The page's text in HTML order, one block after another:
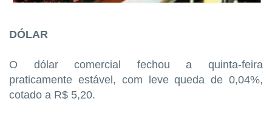
DÓLAR
O dólar comercial fechou a quinta-feira
praticamente estável, com leve queda de 0,04%,
cotado a R$ 5,20.